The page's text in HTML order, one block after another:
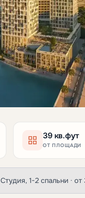
39 кв.фут
ОТ ПЛОЩАДИ
Студия, 1-2 спальни ·